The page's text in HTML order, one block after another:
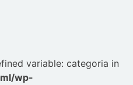
variable: categoria in
wp-